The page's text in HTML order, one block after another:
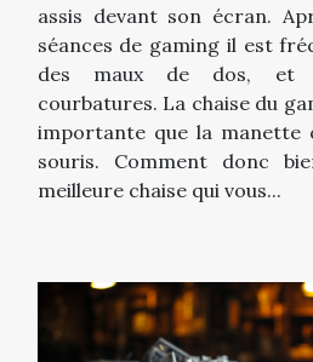
assis devant son écran.
séances de gaming il est
des maux de dos, et
courbatures. La chaise du
importante que la manette
souris. Comment donc
meilleure chaise qui vous...